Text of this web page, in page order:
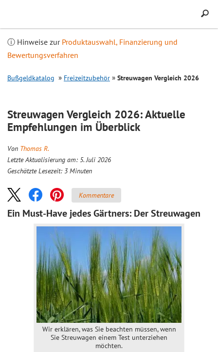
ⓘ Hinweise zur Produktauswahl, Finanzierung und
Bewertungsverfahren
Bußgeldkatalog Freizeitzubehör Streuwagen Vergleich 2026
Streuwagen Vergleich 2026: Aktuelle
Empfehlungen im Überblick
Von Thomas R.
Letzte Aktualisierung am: 5. Juli 2026
Geschätzte Lesezeit: 3 Minuten
Kommentare
Ein Must-Have jedes Gärtners: Der Streuwagen
Wir erklären, was Sie beachten müssen, wenn
Sie Streuwagen einem Test unterziehen
möchten.